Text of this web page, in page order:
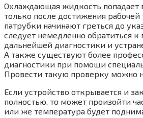
Охлаждающая жидкость попадает
только после достижения
патрубки начинают греться до
следует немедленно обратиться к
дальнейшей диагностики и
А также существуют более
диагностики при помощи
Провести такую проверку можно
Если устройство открывается и
полностью, то может произойти
или же температура будет